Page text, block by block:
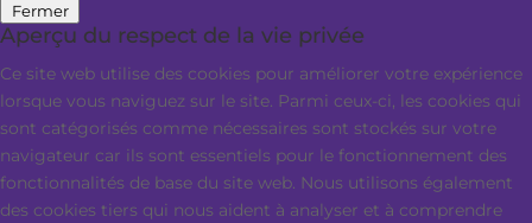
Fermer
Aperçu du respect de la vie privée
Ce site web utilise des cookies pour améliorer votre expérience
lorsque vous naviguez sur le site. Parmi ceux-ci, les cookies qui
sont catégorisés comme nécessaires sont stockés sur votre
navigateur car ils sont essentiels pour le fonctionnement des
fonctionnalités de base du site web. Nous utilisons également
des cookies tiers qui nous aident à analyser et à comprendre